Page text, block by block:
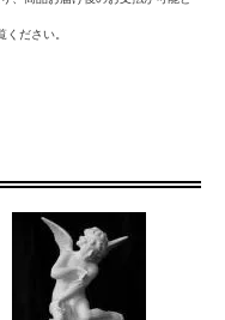
ください。